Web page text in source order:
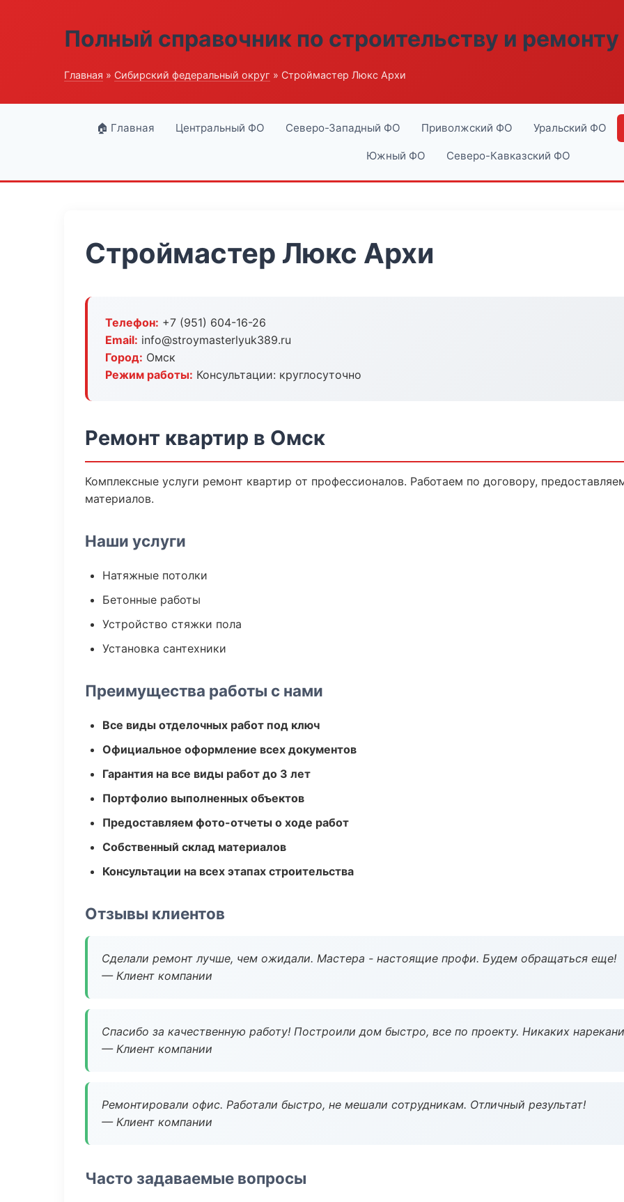
Полный справочник по строительству и ремонту
Главная » Сибирский федеральный округ » Строймастер Люкс Архи
🏠 Главная Центральный ФО Северо-Западный ФО Приволжский ФО Уральский ФО
Южный ФО Северо-Кавказский ФО
Строймастер Люкс Архи
Телефон: +7 (951) 604-16-26
Email: info@stroymasterlyuk389.ru
Город: Омск
Режим работы: Консультации: круглосуточно
Ремонт квартир в Омск
Комплексные услуги ремонт квартир от профессионалов. Работаем по договору,
материалов.
Наши услуги
Натяжные потолки
Бетонные работы
Устройство стяжки пола
Установка сантехники
Преимущества работы с нами
Все виды отделочных работ под ключ
Официальное оформление всех документов
Гарантия на все виды работ до 3 лет
Портфолио выполненных объектов
Предоставляем фото-отчеты о ходе работ
Собственный склад материалов
Консультации на всех этапах строительства
Отзывы клиентов
Сделали ремонт лучше, чем ожидали. Мастера - настоящие профи. Будем обращаться еще!
— Клиент компании
Спасибо за качественную работу! Построили дом быстро, все по проекту. Никаких
— Клиент компании
Ремонтировали офис. Работали быстро, не мешали сотрудникам. Отличный результат!
— Клиент компании
Часто задаваемые вопросы